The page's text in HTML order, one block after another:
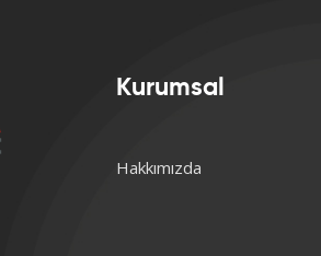
Kurumsal
Hakkımızda